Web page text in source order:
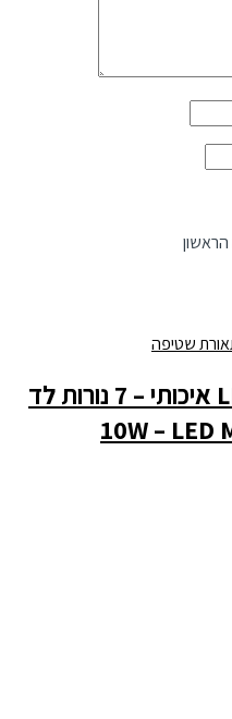
שטיפה
פנס חכם (מובינג) LED איכותי – 7 נורות לד
10W –